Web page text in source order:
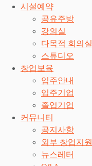
시설예약
공유주방
강의실
다목적 회의실
스튜디오
창업보육
입주안내
입주기업
졸업기업
커뮤니티
공지사항
외부 창업지원
뉴스레터